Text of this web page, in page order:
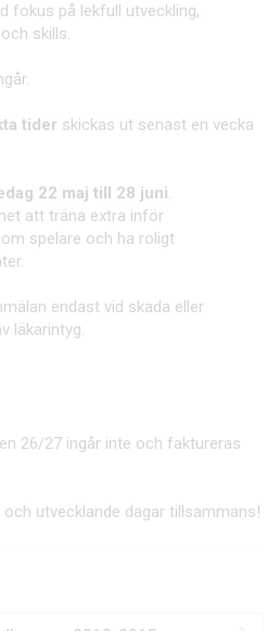
fokus på lekfull utveckling,
skills.
tider skickas ut senast en vecka
22 maj till 28 juni.
att träna extra inför
spelare och ha roligt
endast vid skada eller
läkarintyg.
26/27 ingår inte och faktureras
utvecklande dagar tillsammans!